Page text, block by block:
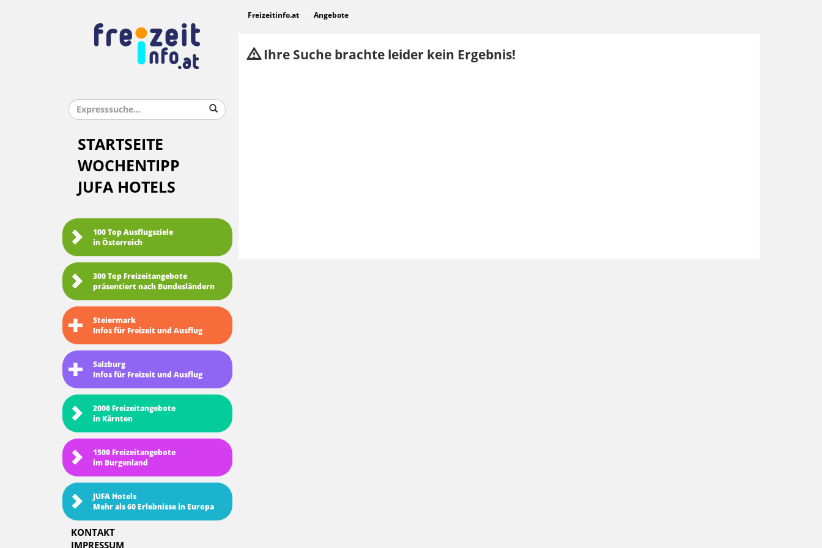
STARTSEITE
WOCHENTIPP
JUFA HOTELS
100 Top Ausflugsziele
in Österreich
300 Top Freizeitangebote
präsentiert nach Bundesländern
Steiermark
Infos für Freizeit und Ausflug
Salzburg
Infos für Freizeit und Ausflug
2000 Freizeitangebote
in Kärnten
1500 Freizeitangebote
im Burgenland
JUFA Hotels
Mehr als 60 Erlebnisse in Europa
KONTAKT
IMPRESSUM
Freizeitinfo.at Angebote
Ihre Suche brachte leider kein Ergebnis!